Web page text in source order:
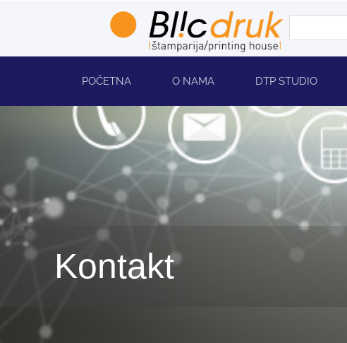
POČETNA O NAMA DTP STUDIO
Kontakt